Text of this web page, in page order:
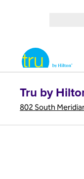
Tru by
802 South